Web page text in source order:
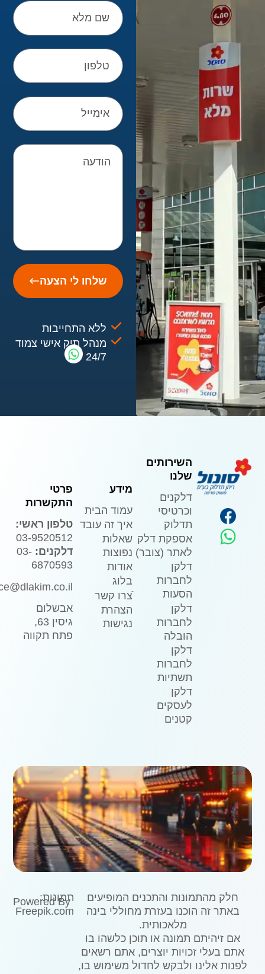
שם
מלא
טלפון
אימייל
הודעה
שלחו לי הצעה
ללא התחייבות
מנהל תיק אישי צמוד
24/7
מידע
עמוד הבית
איך זה עובד
שאלות
נפוצות
אודות
בלוג
ֿצרו קשר
הצהרת
נגישות
השירותים
שלנו
דלקנים
וכרטיסי
תדלוק
אספקת דלק
לאתר (צובר)
דלקן
לחברות
הסעות
דלקן
לחברות
הובלה
דלקן
לחברות
תשתיות
דלקן
לעסקים
קטנים
פרטי
התקשרות
טלפון ראשי:
03-9520512
דלקנים: 03-
6870593
אבשלום
גיסין 63,
פתח תקווה
תמונות:
Freepik.com
חלק מהתמונות והתכנים המופיעים
באתר זה הוכנו בעזרת מחוללי בינה
מלאכותית.
אם זיהיתם תמונה או תוכן כלשהו בו
אתם בעלי זכויות יוצרים, אתם רשאים
לפנות אלינו ולבקש לחדול משימוש בו,
Powered By